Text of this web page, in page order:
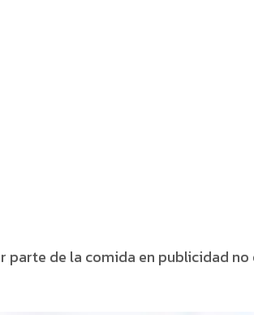
parte de la comida en publicidad